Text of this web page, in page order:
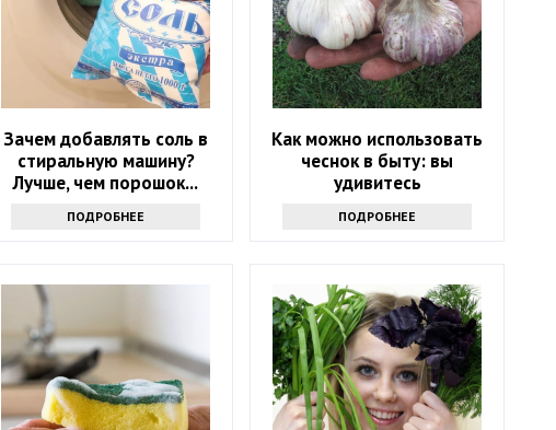
Зачем добавлять соль в
стиральную машину?
Лучше, чем порошок...
ПОДРОБНЕЕ
Как можно использовать
чеснок в быту: вы
удивитесь
ПОДРОБНЕЕ